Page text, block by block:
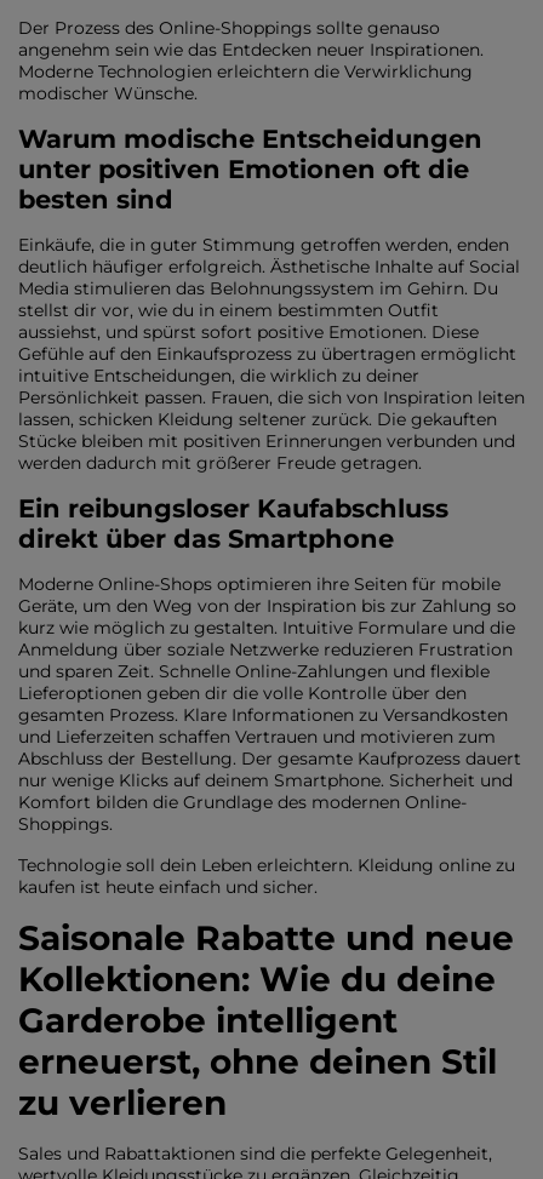
Der Prozess des Online-Shoppings sollte genauso
angenehm sein wie das Entdecken neuer Inspirationen.
Moderne Technologien erleichtern die Verwirklichung
modischer Wünsche.
Warum modische Entscheidungen
unter positiven Emotionen oft die
besten sind
Einkäufe, die in guter Stimmung getroffen werden, enden
deutlich häufiger erfolgreich. Ästhetische Inhalte auf Social
Media stimulieren das Belohnungssystem im Gehirn. Du
stellst dir vor, wie du in einem bestimmten Outfit
aussiehst, und spürst sofort positive Emotionen. Diese
Gefühle auf den Einkaufsprozess zu übertragen ermöglicht
intuitive Entscheidungen, die wirklich zu deiner
Persönlichkeit passen. Frauen, die sich von Inspiration leiten
lassen, schicken Kleidung seltener zurück. Die gekauften
Stücke bleiben mit positiven Erinnerungen verbunden und
werden dadurch mit größerer Freude getragen.
Ein reibungsloser Kaufabschluss
direkt über das Smartphone
Moderne Online-Shops optimieren ihre Seiten für mobile
Geräte, um den Weg von der Inspiration bis zur Zahlung so
kurz wie möglich zu gestalten. Intuitive Formulare und die
Anmeldung über soziale Netzwerke reduzieren Frustration
und sparen Zeit. Schnelle Online-Zahlungen und flexible
Lieferoptionen geben dir die volle Kontrolle über den
gesamten Prozess. Klare Informationen zu Versandkosten
und Lieferzeiten schaffen Vertrauen und motivieren zum
Abschluss der Bestellung. Der gesamte Kaufprozess dauert
nur wenige Klicks auf deinem Smartphone. Sicherheit und
Komfort bilden die Grundlage des modernen Online-
Shoppings.
Technologie soll dein Leben erleichtern. Kleidung online zu
kaufen ist heute einfach und sicher.
Saisonale Rabatte und neue
Kollektionen: Wie du deine
Garderobe intelligent
erneuerst, ohne deinen Stil
zu verlieren
Sales und Rabattaktionen sind die perfekte Gelegenheit,